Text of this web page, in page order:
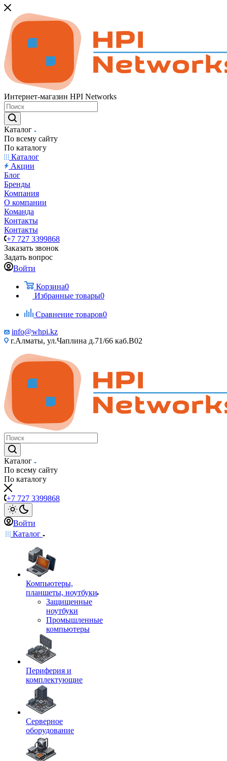
Интернет-магазин HPI Networks
Каталог
По всему сайту
По каталогу
Каталог
Акции
Блог
Бренды
Компания
О компании
Команда
Контакты
Контакты
+7 727 3399868
Заказать звонок
Задать вопрос
Войти
Корзина0
Избранные товары0
Сравнение товаров0
info@whpi.kz
г.Алматы, ул.Чаплина д.71/66 каб.B02
Каталог
По всему сайту
По каталогу
+7 727 3399868
Войти
Каталог
Компьютеры,
планшеты, ноутбуки
Защищенные
ноутбуки
Промышленные
компьютеры
Периферия и
комплектующие
Серверное
оборудование